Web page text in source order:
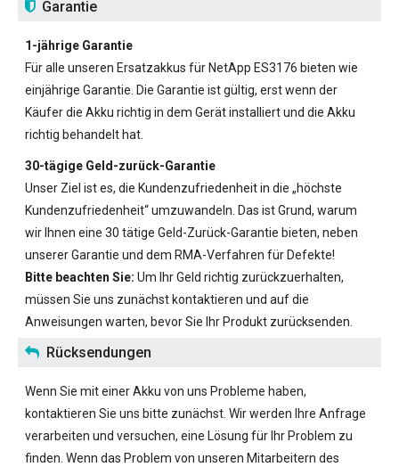
Garantie
1-jährige Garantie
Für alle unseren Ersatzakkus für NetApp ES3176 bieten wie
einjährige Garantie. Die Garantie ist gültig, erst wenn der
Käufer die Akku richtig in dem Gerät installiert und die Akku
richtig behandelt hat.
30-tägige Geld-zurück-Garantie
Unser Ziel ist es, die Kundenzufriedenheit in die „höchste
Kundenzufriedenheit“ umzuwandeln. Das ist Grund, warum
wir Ihnen eine 30 tätige Geld-Zurück-Garantie bieten, neben
unserer Garantie und dem RMA-Verfahren für Defekte!
Bitte beachten Sie: Um Ihr Geld richtig zurückzuerhalten,
müssen Sie uns zunächst kontaktieren und auf die
Anweisungen warten, bevor Sie Ihr Produkt zurücksenden.
Rücksendungen
Wenn Sie mit einer Akku von uns Probleme haben,
kontaktieren Sie uns bitte zunächst. Wir werden Ihre Anfrage
verarbeiten und versuchen, eine Lösung für Ihr Problem zu
finden. Wenn das Problem von unseren Mitarbeitern des